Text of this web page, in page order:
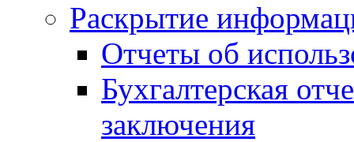
Раскрытие
Отчеты об
Бухгалтерская
заключения